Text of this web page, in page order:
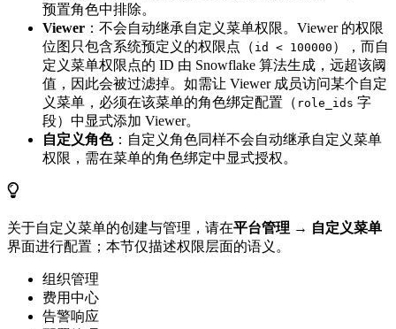
预置角色中排除。
Viewer ：不会自动继承自定义菜单权限。Viewer 的权限
位图只包含系统预定义的权限点（ id < 100000 ），而自
定义菜单权限点的 ID 由 Snowflake 算法生成，远超该阈
值，因此会被过滤掉。如需让 Viewer 成员访问某个自定
义菜单，必须在该菜单的角色绑定配置（ role_ids 字
段）中显式添加 Viewer。
自定义角色：自定义角色同样不会自动继承自定义菜单
权限，需在菜单的角色绑定中显式授权。
关于自定义菜单的创建与管理，请在平台管理 → 自定义菜单
界面进行配置；本节仅描述权限层面的语义。
组织管理
费用中心
告警响应